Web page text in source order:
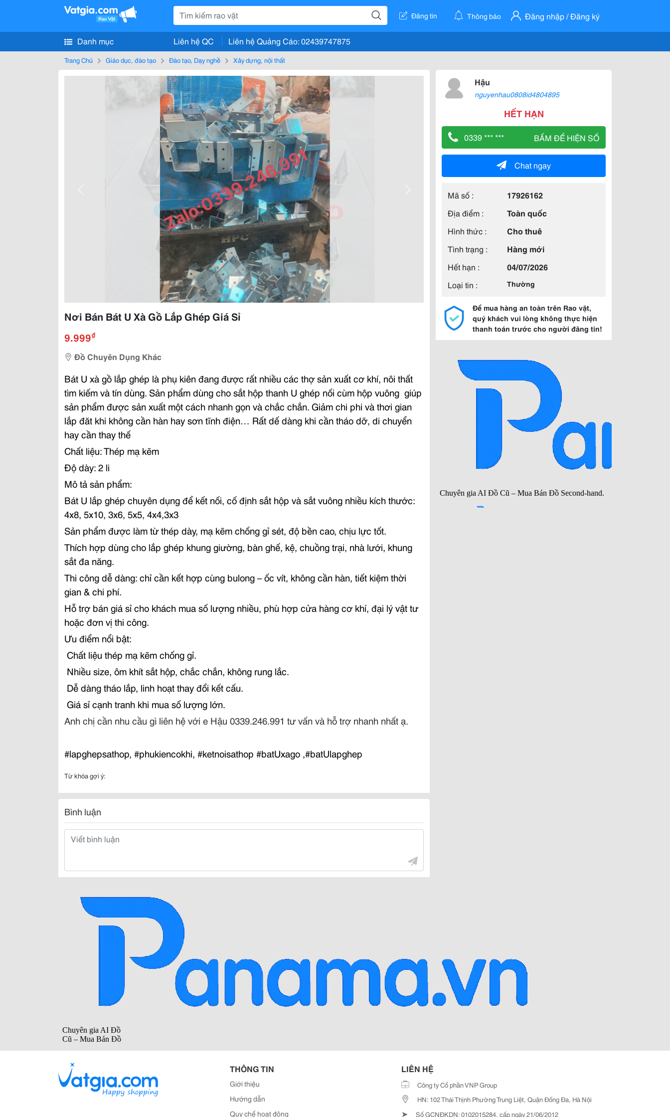
Đăng tin Thông báo Đăng nhập / Đăng ký
Danh mục Liên hệ QC Liên hệ Quảng Cáo: 02439747875
Trang Chủ Giáo dục, đào tạo Đào tạo, Dạy nghề Xây dựng, nội thất
Nơi Bán Bát U Xà Gồ Lắp Ghép Giá Sỉ
9.999₫
Đồ Chuyên Dụng Khác
Bát U xà gồ lắp ghép là phụ kiên đang được rất nhiều các thợ sản xuất cơ khí, nôi thất
tìm kiếm và tín dùng. Sản phẩm dùng cho sắt hộp thanh U ghép nối cùm hộp vuông giúp
sản phẩm được sản xuất một cách nhanh gọn và chắc chắn. Giảm chi phi và thơi gian
lắp đăt khi không cần hàn hay sơn tĩnh điện… Rất dế dàng khi cần tháo dỡ, di chuyển
hay cần thay thế
Chất liệu: Thép mạ kẽm
Độ dày: 2 li
Mô tả sản phẩm:
Bát U lắp ghép chuyên dụng để kết nối, cố định sắt hộp và sắt vuông nhiều kích thước:
4x8, 5x10, 3x6, 5x5, 4x4,3x3
Sản phẩm được làm từ thép dày, mạ kẽm chống gỉ sét, độ bền cao, chịu lực tốt.
Thích hợp dùng cho lắp ghép khung giường, bàn ghế, kệ, chuồng trại, nhà lưới, khung
sắt đa năng.
Thi công dễ dàng: chỉ cần kết hợp cùng bulong – ốc vít, không cần hàn, tiết kiệm thời
gian & chi phí.
Hỗ trợ bán giá sỉ cho khách mua số lượng nhiều, phù hợp cửa hàng cơ khí, đại lý vật tư
hoặc đơn vị thi công.
Ưu điểm nổi bật:
️ Chất liệu thép mạ kẽm chống gỉ.
️ Nhiều size, ôm khít sắt hộp, chắc chắn, không rung lắc.
️ Dễ dàng tháo lắp, linh hoạt thay đổi kết cấu.
️ Giá sỉ cạnh tranh khi mua số lượng lớn.
Anh chị cần nhu cầu gì liên hệ với e Hậu 0339.246.991 tư vấn và hỗ trợ nhanh nhất ạ.
#lapghepsathop, #phukiencokhi, #ketnoisathop #batUxago ,#batUlapghep
Từ khóa gợi ý:
Bình luận
Hậu
nguyenhau0808id4804895
HẾT HẠN
0339 *** *** BẤM ĐỂ HIỆN SỐ
Chat ngay
Mã số :
17926162
Địa điểm :
Toàn quốc
Hình thức :
Cho thuê
Tình trạng :
Hàng mới
Hết hạn :
04/07/2026
Loại tin :
Thường
Để mua hàng an toàn trên Rao vặt,
quý khách vui lòng không thực hiện
thanh toán trước cho người đăng tin!
THÔNG TIN
Giới thiệu
Hướng dẫn
Quy chế hoạt động
LIÊN HỆ
Công ty Cổ phần VNP Group
HN: 102 Thái Thịnh Phường Trung Liệt, Quận Đống Đa, Hà Nội
➤ Số GCNĐKDN: 0102015284, cấp ngày 21/06/2012